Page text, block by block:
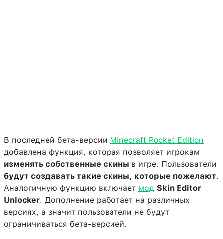
В последней бета-версии Minecraft Pocket Edition
добавлена функция, которая позволяет игрокам
изменять собственные скины в игре. Пользователи
будут создавать такие скины, которые пожелают.
Аналогичную функцию включает мод Skin Editor
Unlocker. Дополнение работает на различных
версиях, а значит пользователи не будут
ограничиваться бета-версией.